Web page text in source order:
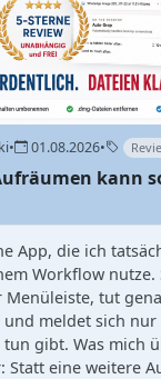
• 01.08.2026•
kann
App, die ich
Workflow nutze.
tut
meldet sich
gibt. Was mich
Statt eine weitere